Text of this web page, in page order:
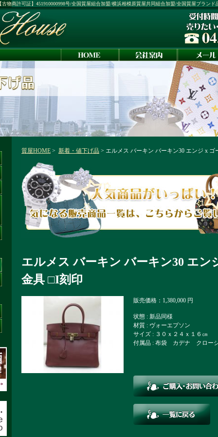
古物商許可証】451910000998号/全国質屋組合加盟/横浜相模原質屋共同組合加盟/全国質屋ブランド
質屋HOME > 新着・値下げ品 > エルメス バーキン バーキン30 エンジ x ゴ
エルメス バーキン バーキン30 エン
金具 □I刻印
販売価格：1,380,000 円
状態 : 新品同様
材質 : ヴォーエプソン
サイズ : ３０ｘ２４ｘ１６㎝
付属品 : 布袋 カデナ クロー